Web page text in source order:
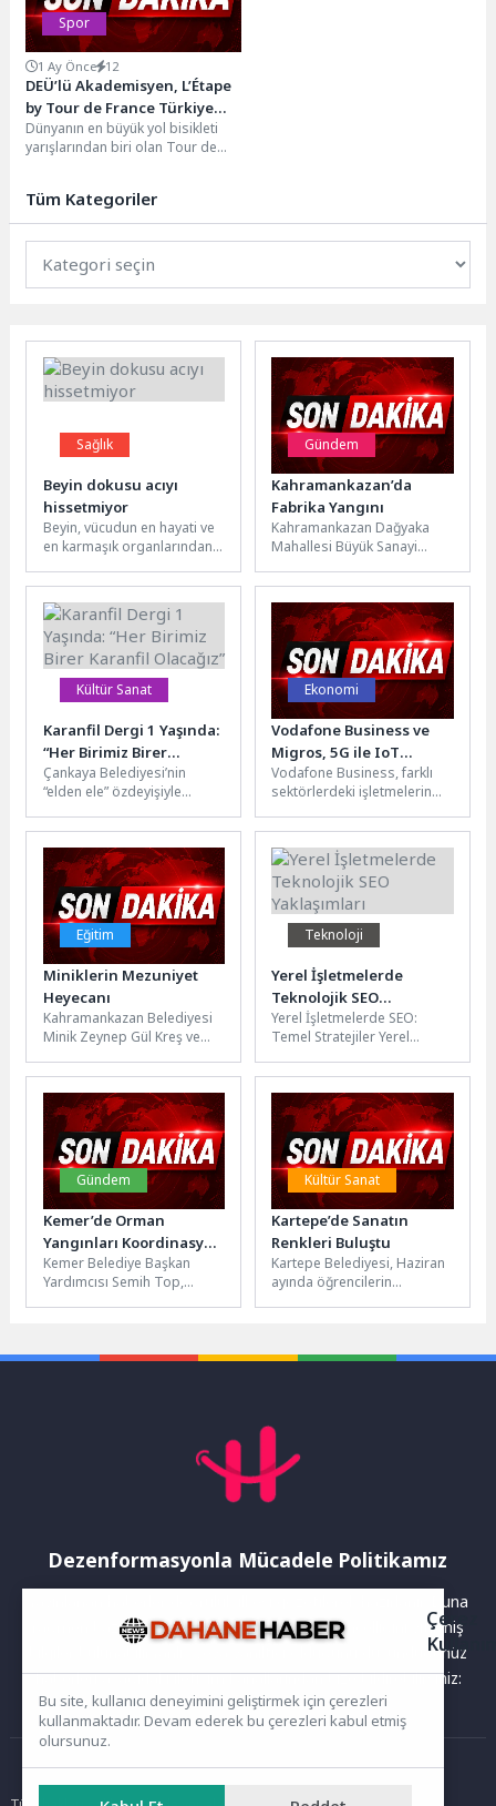
Spor
1 Ay Önce 12
DEÜ’lü Akademisyen, L’Étape
by Tour de France Türkiye
Etabı’nda İkincilik Kürsüsüne
Çıktı
Dünyanın en büyük yol bisikleti
yarışlarından biri olan Tour de
Tüm Kategoriler
Sağlık
Beyin dokusu acıyı
hissetmiyor
Beyin, vücudun en hayati ve
en karmaşık organlarından
düşünceleri yönetir. Ağrıyı...
Gündem
Kahramankazan’da
Fabrika Yangını
Kahramankazan Dağyaka
Mahallesi Büyük Sanayi
bir atık yağ geri dönüşüm
fabrikasında, henüz...
Kültür Sanat
Karanfil Dergi 1 Yaşında:
“Her Birimiz Birer
Karanfil Olacağız”
Çankaya Belediyesi’nin
“elden ele” özdeyişiyle
birinci yılını, Ankaralı
sanatseverlerin katılımıyla
kutladı.Hüseyin Can...
Ekonomi
Vodafone Business ve
Migros, 5G ile IoT
Tabanlı Destek
Uygulamaları Hayata
Geçirdi
Vodafone Business, farklı
sektörlerdeki işletmelerin
hızlandıran yeni nesil
bağlantı ve IoT çözümleriyle
yenilikçi...
Eğitim
Miniklerin Mezuniyet
Heyecanı
Kahramankazan Belediyesi
Minik Zeynep Gül Kreş ve
Kahramankazan Belediyesi
Kreş ve Gündüz...
Teknoloji
Yerel İşletmelerde
Teknolojik SEO
Yaklaşımları
Yerel İşletmelerde SEO:
Temel Stratejiler Yerel
stratejileri belirlemek ve
uygulamak, işletmenizin
çevrimiçi...
Gündem
Kemer’de Orman
Yangınları Koordinasyon
Toplantısı
Kemer Belediye Başkan
Yardımcısı Semih Top,
Koordinasyon...
Kültür Sanat
Kartepe’de Sanatın
Renkleri Buluştu
Kartepe Belediyesi, Haziran
ayında öğrencilerin
Dezenformasyonla Mücadele Politikamız
Yayınlanan haberler doğruluk ilkesi gözetilerek hazırlanır. Buna
rağmen bazı içeriklerde eksik, hatalı veya güncelliğini yitirmiş
bilgiler bulunabilir.Yanlış veya yanıltıcı olduğunu düşündüğünüz
haberleri aşağıdaki iletişim kanallarından bize bildirebilirsiniz:
Ana Sayfa
Çerez
Bu site, kullanıcı deneyimini geliştirmek için çerezleri
kullanmaktadır. Devam ederek bu çerezleri kabul etmiş
olursunuz.